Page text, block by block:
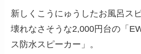
新しくこうにゅうしたお風呂ス
壊れなさそうな2,000円台の「
ス防水スピーカー」。